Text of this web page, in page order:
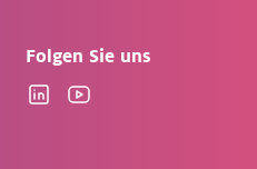
Folgen Sie uns
LinkedinYouTube